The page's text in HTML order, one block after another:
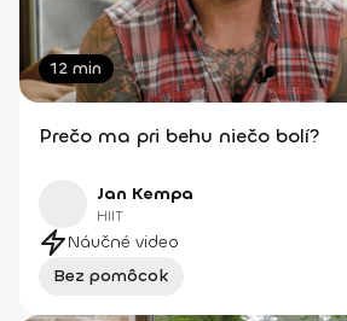
12 min
Prečo ma pri behu niečo bolí?
Jan Kempa
HIIT
Náučné video
Bez pomôcok